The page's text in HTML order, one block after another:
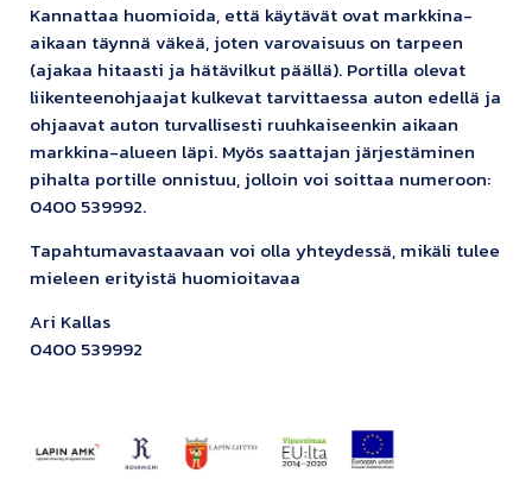
Kannattaa huomioida, että käytävät ovat markkina-
aikaan täynnä väkeä, joten varovaisuus on tarpeen
(ajakaa hitaasti ja hätävilkut päällä). Portilla olevat
liikenteenohjaajat kulkevat tarvittaessa auton edellä ja
ohjaavat auton turvallisesti ruuhkaiseenkin aikaan
markkina-alueen läpi. Myös saattajan järjestäminen
pihalta portille onnistuu, jolloin voi soittaa numeroon:
0400 539992.
Tapahtumavastaavaan voi olla yhteydessä, mikäli tulee
mieleen erityistä huomioitavaa
Ari Kallas
0400 539992